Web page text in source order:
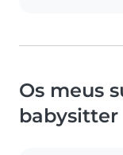
Os meus
babysitter